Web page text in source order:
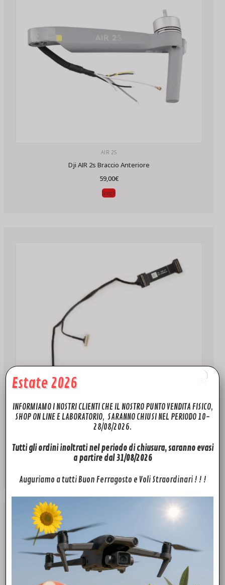
AIR 2S
Dji AIR 2s Braccio Anteriore
59,00€
Scegli
MAVIC AIR 2
29,00€
Estate 2026
INFORMIAMO I NOSTRI CLIENTI CHE IL NOSTRO PUNTO VENDITA FISICO,
SHOP ON LINE E LABORATORIO, SARANNO CHIUSI NEL PERIODO 10-
28/08/2026.
Tutti gli ordini inoltrati nel periodo di chiusura, saranno evasi
a partire dal 31/08/2026
Auguriamo a tutti Buon Ferragosto e Voli Straordinari ! ! !